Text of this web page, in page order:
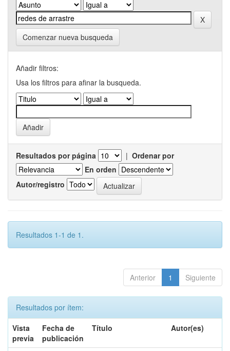
Comenzar nueva busqueda
Añadir filtros:
Usa los filtros para afinar la busqueda.
Resultados por página | Ordenar por
En orden
Autor/registro
Resultados 1-1 de 1.
Anterior 1 Siguiente
Resultados por ítem:
Vista
previa
Fecha de
publicación
Título Autor(es)